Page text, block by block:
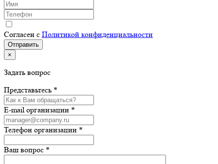
Согласен с Политикой конфиденциальности
×
Задать вопрос
Представьтесь *
E-mail организации *
Телефон организации *
Ваш вопрос *